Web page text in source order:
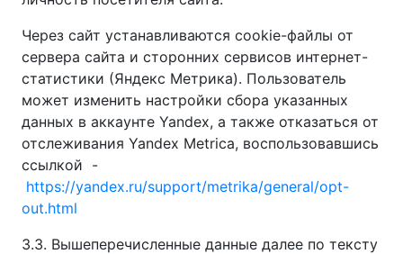
Через сайт устанавливаются cookie-файлы от
сервера сайта и сторонних сервисов интернет-
статистики (Яндекс Метрика). Пользователь
может изменить настройки сбора указанных
данных в аккаунте Yandex, а также отказаться от
отслеживания Yandex Metrica, воспользовавшись
ссылкой -
https://yandex.ru/support/metrika/general/opt-
out.html
3.3. Вышеперечисленные данные далее по тексту